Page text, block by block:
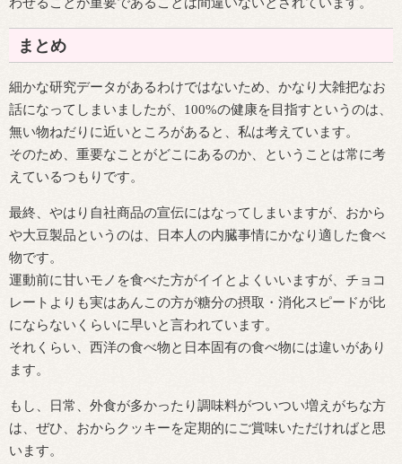
まとめ
細かな研究データがあるわけではないため、かなり大雑把なお
話になってしまいましたが、100%の健康を目指すというのは、
無い物ねだりに近いところがあると、私は考えています。
そのため、重要なことがどこにあるのか、ということは常に考
えているつもりです。
最終、やはり自社商品の宣伝にはなってしまいますが、おから
や大豆製品というのは、日本人の内臓事情にかなり適した食べ
物です。
運動前に甘いモノを食べた方がイイとよくいいますが、チョコ
レートよりも実はあんこの方が糖分の摂取・消化スピードが比
にならないくらいに早いと言われています。
それくらい、西洋の食べ物と日本固有の食べ物には違いがあり
ます。
もし、日常、外食が多かったり調味料がついつい増えがちな方
は、ぜひ、おからクッキーを定期的にご賞味いただければと思
います。